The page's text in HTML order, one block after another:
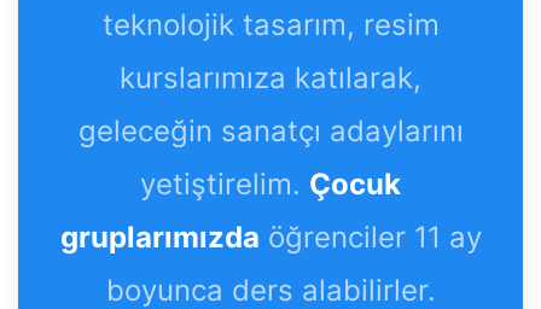
teknolojik tasarım, resim
kurslarımıza katılarak,
geleceğin sanatçı adaylarını
yetiştirelim. Çocuk
gruplarımızda öğrenciler 11 ay
boyunca ders alabilirler.